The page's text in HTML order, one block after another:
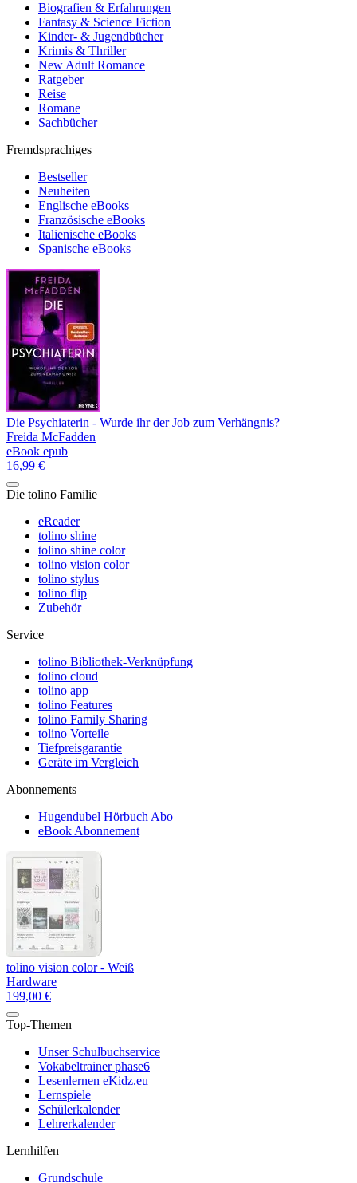
Biografien & Erfahrungen
Fantasy & Science Fiction
Kinder- & Jugendbücher
Krimis & Thriller
New Adult Romance
Ratgeber
Reise
Romane
Sachbücher
Fremdsprachiges
Bestseller
Neuheiten
Englische eBooks
Französische eBooks
Italienische eBooks
Spanische eBooks
Die Psychiaterin - Wurde ihr der Job zum Verhängnis?
Freida McFadden
eBook epub
16,99 €
Die tolino Familie
eReader
tolino shine
tolino shine color
tolino vision color
tolino stylus
tolino flip
Zubehör
Service
tolino Bibliothek-Verknüpfung
tolino cloud
tolino app
tolino Features
tolino Family Sharing
tolino Vorteile
Tiefpreisgarantie
Geräte im Vergleich
Abonnements
Hugendubel Hörbuch Abo
eBook Abonnement
tolino vision color - Weiß
Hardware
199,00 €
Top-Themen
Unser Schulbuchservice
Vokabeltrainer phase6
Lesenlernen eKidz.eu
Lernspiele
Schülerkalender
Lehrerkalender
Lernhilfen
Grundschule